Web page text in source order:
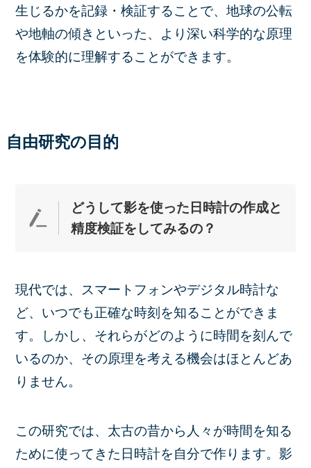
生じるかを記録・検証することで、地球の公転
や地軸の傾きといった、より深い科学的な原理
を体験的に理解することができます。
自由研究の目的
どうして影を使った日時計の作成と
精度検証をしてみるの？
現代では、スマートフォンやデジタル時計な
ど、いつでも正確な時刻を知ることができま
す。しかし、それらがどのように時間を刻んで
いるのか、その原理を考える機会はほとんどあ
りません。
この研究では、太古の昔から人々が時間を知る
ために使ってきた 日時計を自分で作ります。影